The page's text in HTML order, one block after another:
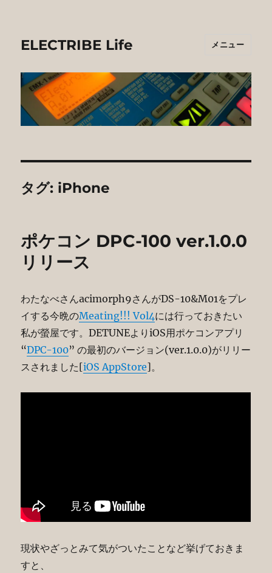
ELECTRIBE Life メニュー
タグ: iPhone
ポケコン DPC-100 ver.1.0.0
リリース
わたなべさんacimorph9さんがDS-10&M01をプレ
イする今晩のMeating!!! Vol4には行っておきたい
私が螢屋です。DETUNEよりiOS用ポケコンアプリ
“DPC-100” の最初のバージョン(ver.1.0.0)がリリー
スされました[iOS AppStore]。
現状やざっとみて気がついたことなど挙げておきま
すと、